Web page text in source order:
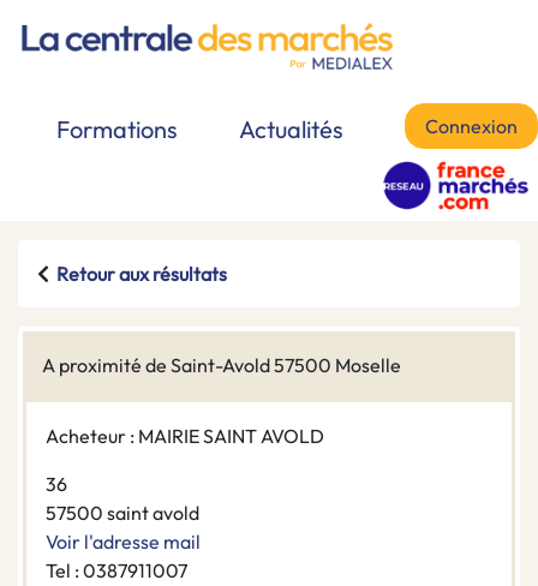
Formations Actualités Connexion
Retour aux résultats
A proximité de Saint-Avold 57500 Moselle
Acheteur : MAIRIE SAINT AVOLD
36
57500 saint avold
Voir l'adresse mail
Tel : 0387911007